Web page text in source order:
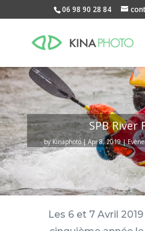
06 98 90 28 84
SPB River
by Kinaphoto Apr 8, 2019
Les 6 et 7 Avril